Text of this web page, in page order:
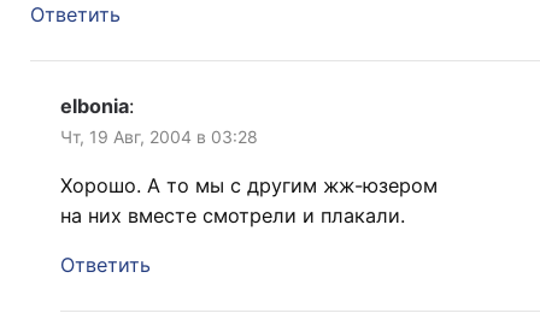
Ответить
elbonia:
Чт, 19 Авг, 2004 в 03:28
Хорошо. А то мы с другим жж-юзером
на них вместе смотрели и плакали.
Ответить